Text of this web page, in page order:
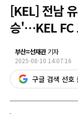
[KEL] 전남
승'…KEL FC
부산=선재관기자
2025-08-10 14:07:16
구글 검색 선호